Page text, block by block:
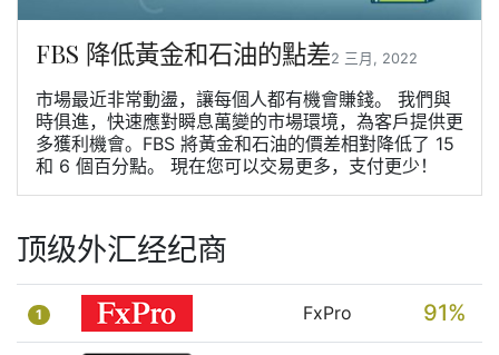
FBS 降低黃金和石油的點差2 三月, 2022
市場最近非常動盪，讓每個人都有機會賺錢。 我們與
時俱進，快速應對瞬息萬變的市場環境，為客戶提供更
多獲利機會。FBS 將黃金和石油的價差相對降低了 15
和 6 個百分點。 現在您可以交易更多，支付更少！
顶级外汇经纪商
1 FxPro 91%